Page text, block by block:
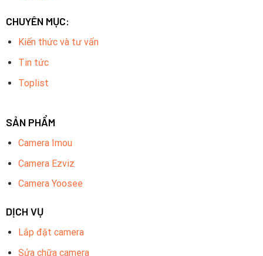
CHUYÊN MỤC:
Kiến thức và tư vấn
Tin tức
Toplist
SẢN PHẨM
Camera Imou
Camera Ezviz
Camera Yoosee
DỊCH VỤ
Lắp đặt camera
Sửa chữa camera